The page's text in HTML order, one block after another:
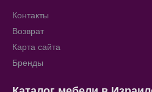
Контакты
Возврат
Карта сайта
Бренды